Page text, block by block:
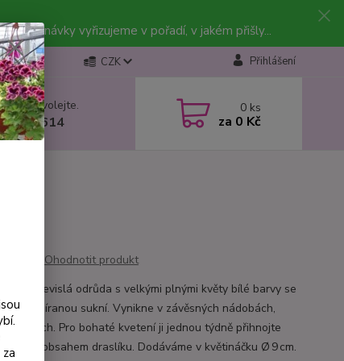
vyřizujeme v pořadí, v jakém přišly...
CZK Přihlášení
Zavolejte.
223 614
0 ks
za 0 Kč
Ohodnotit produkt
je převislá odrůda s velkými plnými květy bílé barvy se
nabíranou sukní. Vynikne v závěsných nádobách,
Pro bohaté kvetení ji jednou týdně přihnojte
vyšším obsahem draslíku. Dodáváme v květináčku Ø 9 cm.